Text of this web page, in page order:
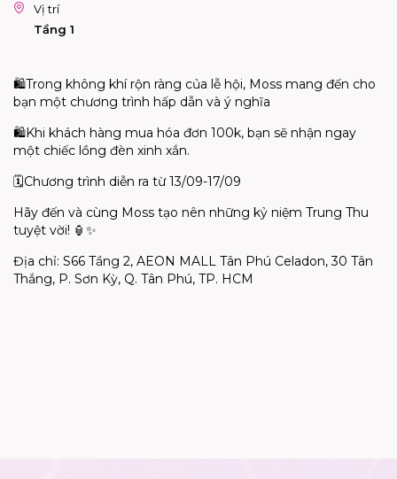
Vị trí
Tầng 1
🛍️Trong không khí rộn ràng của lễ hội, Moss mang đến cho
bạn một chương trình hấp dẫn và ý nghĩa
🛍️Khi khách hàng mua hóa đơn 100k, bạn sẽ nhận ngay
một chiếc lồng đèn xinh xắn.
🗓️Chương trình diễn ra từ 13/09-17/09
Hãy đến và cùng Moss tạo nên những kỷ niệm Trung Thu
tuyệt vời! 🏮✨
Địa chỉ: S66 Tầng 2, AEON MALL Tân Phú Celadon, 30 Tân
Thắng, P. Sơn Kỳ, Q. Tân Phú, TP. HCM